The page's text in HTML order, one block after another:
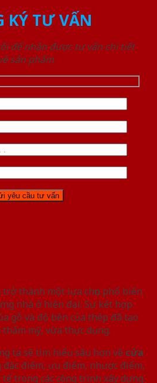
KÝ TƯ VẤN
để nhận được tư vấn chi tiết
sản phẩm
trở thành một lựa chọn phổ biến
nhà ở hiện đại. Sự kết hợp
gỗ và độ bền của thép đã tạo
mỹ, vừa thực dụng.
ta sẽ tìm hiểu sâu hơn về cửa
điểm, ưu điểm, nhược điểm,
trong các công trình xây dựng.